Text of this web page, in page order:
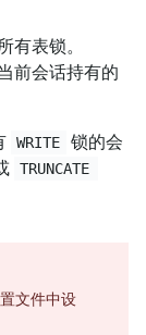
有表锁。
前会话持有的
WRITE
锁的会
TRUNCATE
文件中设